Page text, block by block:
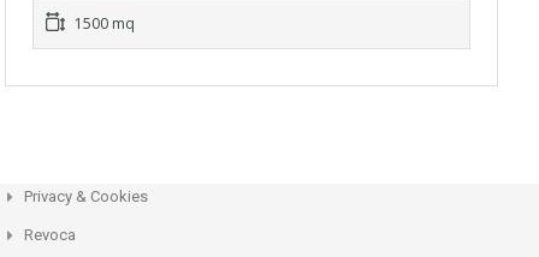
1500 mq
Privacy & Cookies
Revoca